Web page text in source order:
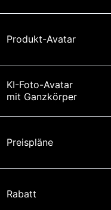
Produkt-Avatar
KI-Foto-Avatar
mit Ganzkörper
Preispläne
Rabatt